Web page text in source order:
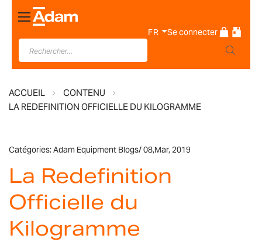
Basculer
la
navigation
FR Se connecter
ACCUEIL
CONTENU
LA REDEFINITION OFFICIELLE DU KILOGRAMME
Catégories:Adam Equipment Blogs/08,Mar, 2019
La Redefinition
Officielle du
Kilogramme